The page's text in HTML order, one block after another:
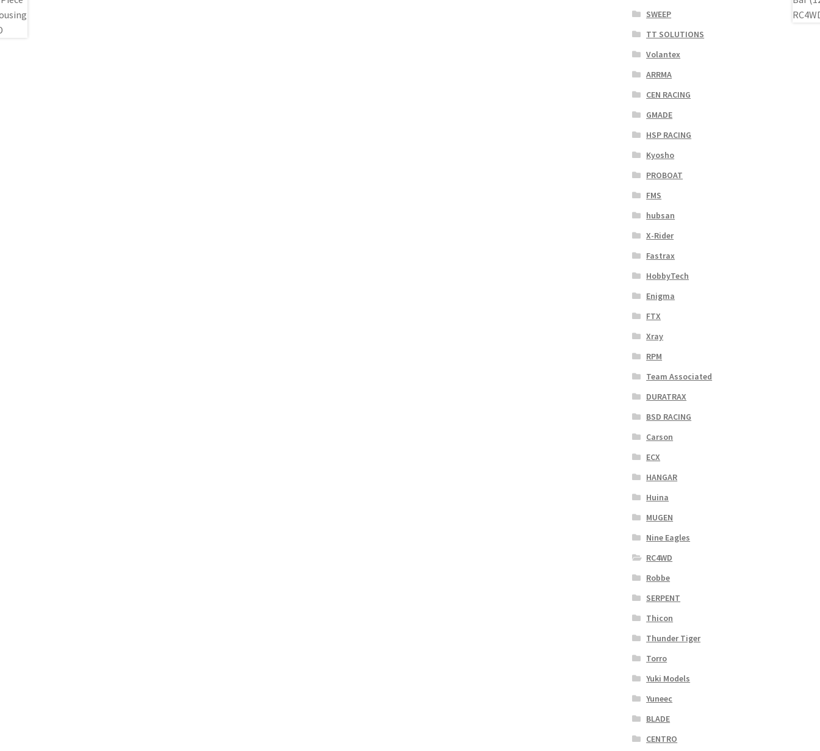
SWEEP
TT SOLUTIONS
Volantex
ARRMA
CEN RACING
GMADE
HSP RACING
Kyosho
PROBOAT
FMS
hubsan
X-Rider
Fastrax
HobbyTech
Enigma
FTX
Xray
RPM
Team Associated
DURATRAX
BSD RACING
Carson
ECX
HANGAR
Huina
MUGEN
Nine Eagles
RC4WD
Robbe
SERPENT
Thicon
Thunder Tiger
Torro
Yuki Models
Yuneec
BLADE
CENTRO